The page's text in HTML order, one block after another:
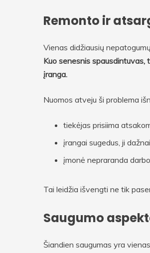
Remonto ir
Vienas didžiausių
Kuo senesnis spausdintuvas,
įranga.
Nuomos atveju ši problema
tiekėjas prisiima
įrangai sugedus, ji
įmonė nepraranda
Tai leidžia išvengti ne tik
Saugumo
Šiandien saugumas yra